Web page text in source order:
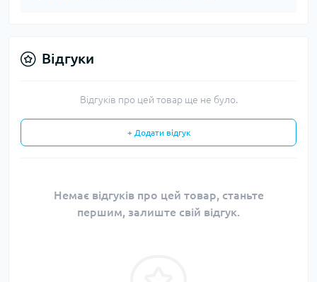
Відгуки
Відгуків про цей товар ще не було.
+ Додати відгук
Немає відгуків про цей товар, станьте
першим, залиште свій відгук.